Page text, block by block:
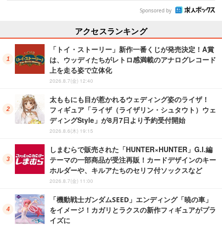
Sponsored by
アクセスランキング
「トイ・ストーリー」新作一番くじが発売決定！A賞
は、ウッディたちがレトロ感満載のアナログレコード
上を走る姿で立体化
2026.8.7(金) 12:40
太ももにも目が惹かれるウェディング姿のライザ！
フィギュア「ライザ（ライザリン・シュタウト）ウェ
ディングStyle」が8月7日より予約受付開始
2026.8.6(木) 19:15
しまむらで販売された「HUNTER×HUNTER」G.I.編
テーマの一部商品が受注再販！カードデザインのキー
ホルダーや、キルアたちのセリフ付ソックスなど
2026.8.7(金) 11:00
「機動戦士ガンダムSEED」エンディング「暁の車」
をイメージ！カガリとラクスの新作フィギュアがプラ
イズに